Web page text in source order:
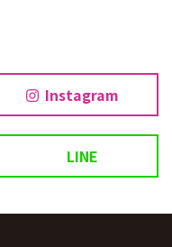
Instagram
LINE